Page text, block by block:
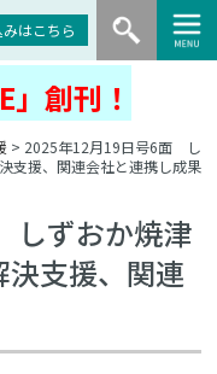
はこちら
」創刊！
> 2025年12月19日号6面 し
支援、関連会社と連携し成果
ずおか焼津
支援、関連